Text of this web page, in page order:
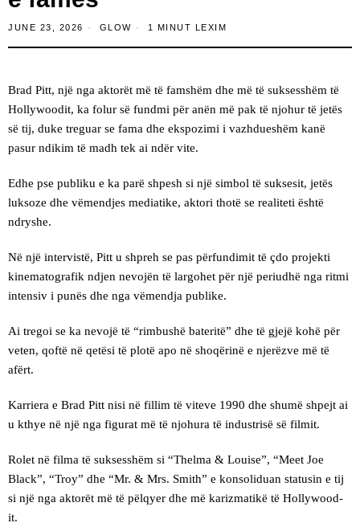
JUNE 23, 2026 GLOW 1 MINUT LEXIM
Brad Pitt, një nga aktorët më të famshëm dhe më të suksesshëm të
Hollywoodit, ka folur së fundmi për anën më pak të njohur të jetës
së tij, duke treguar se fama dhe ekspozimi i vazhdueshëm kanë
pasur ndikim të madh tek ai ndër vite.
Edhe pse publiku e ka parë shpesh si një simbol të suksesit, jetës
luksoze dhe vëmendjes mediatike, aktori thotë se realiteti është
ndryshe.
Në një intervistë, Pitt u shpreh se pas përfundimit të çdo projekti
kinematografik ndjen nevojën të largohet për një periudhë nga ritmi
intensiv i punës dhe nga vëmendja publike.
Ai tregoi se ka nevojë të “rimbushë bateritë” dhe të gjejë kohë për
veten, qoftë në qetësi të plotë apo në shoqërinë e njerëzve më të
afërt.
Karriera e Brad Pitt nisi në fillim të viteve 1990 dhe shumë shpejt ai
u kthye në një nga figurat më të njohura të industrisë së filmit.
Rolet në filma të suksesshëm si “Thelma & Louise”, “Meet Joe
Black”, “Troy” dhe “Mr. & Mrs. Smith” e konsoliduan statusin e tij
si një nga aktorët më të pëlqyer dhe më karizmatikë të Hollywood-
it.